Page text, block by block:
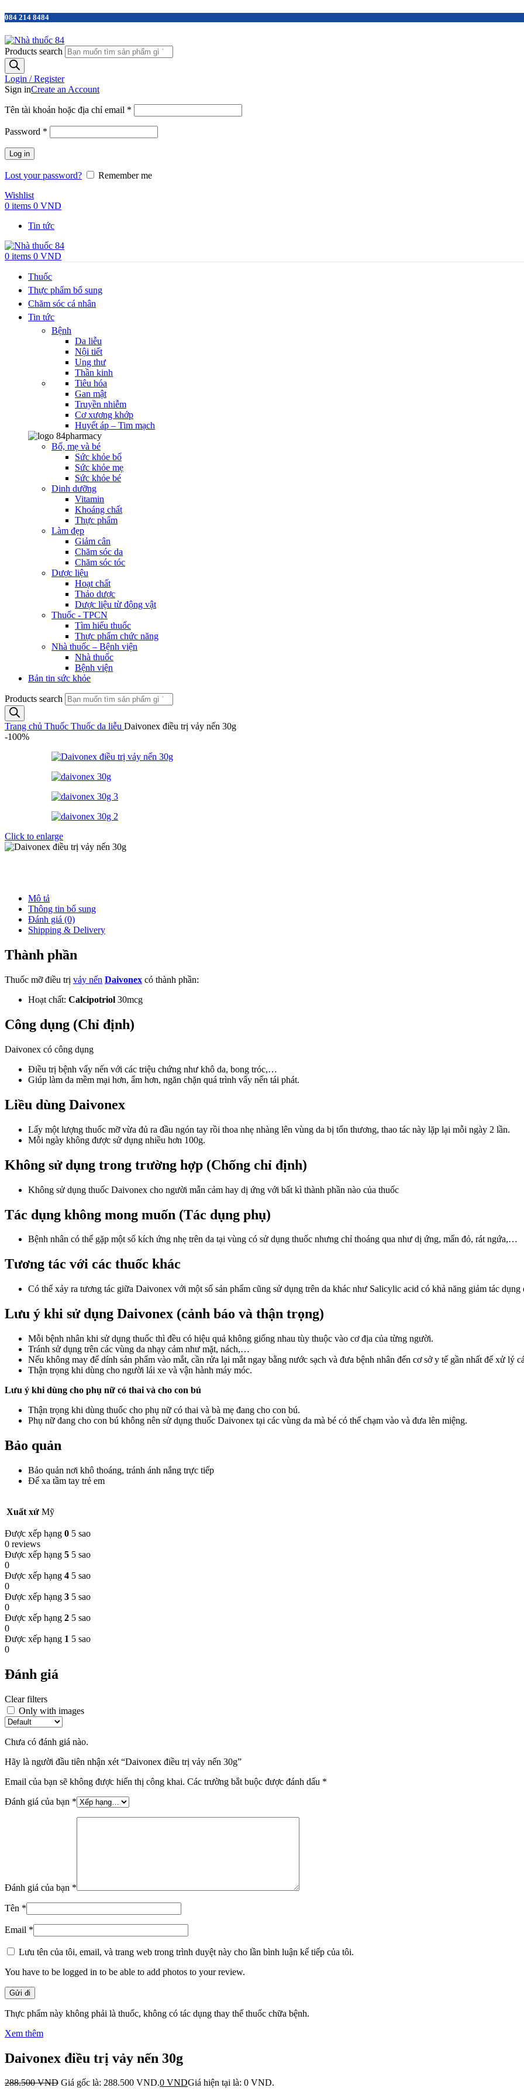
084 214 8484
Products search
Login / Register
Sign inCreate an Account
Tên tài khoản hoặc địa chỉ email *
Password *
Log in
Lost your password?
Remember me
Wishlist
0 items 0 VND
Tin tức
0 items 0 VND
Thuốc
Thực phẩm bổ sung
Chăm sóc cá nhân
Tin tức
Bệnh
Da liễu
Nội tiết
Ung thư
Thần kinh
Tiêu hóa
Gan mật
Truyền nhiễm
Cơ xương khớp
Huyết áp – Tim mạch
Bố, mẹ và bé
Sức khỏe bố
Sức khỏe mẹ
Sức khỏe bé
Dinh dưỡng
Vitamin
Khoáng chất
Thực phẩm
Làm đẹp
Giảm cân
Chăm sóc da
Chăm sóc tóc
Dược liệu
Hoạt chất
Thảo dược
Dược liệu từ động vật
Thuốc - TPCN
Tìm hiểu thuốc
Thực phẩm chức năng
Nhà thuốc – Bệnh viện
Nhà thuốc
Bệnh viện
Bản tin sức khỏe
Products search
Trang chủ Thuốc Thuốc da liễu Daivonex điều trị vảy nến 30g
-100%
Click to enlarge
Mô tả
Thông tin bổ sung
Đánh giá (0)
Shipping & Delivery
Thành phần
Thuốc mỡ điều trị vảy nến Daivonex có thành phần:
Hoạt chất: Calcipotriol 30mcg
Công dụng (Chỉ định)
Daivonex có công dụng
Điều trị bệnh vẩy nến với các triệu chứng như khô da, bong tróc,…
Giúp làm da mềm mại hơn, ẩm hơn, ngăn chặn quá trình vẩy nến tái phát.
Liều dùng Daivonex
Lấy một lượng thuốc mỡ vừa đủ ra đầu ngón tay rồi thoa nhẹ nhàng lên vùng da bị tổn thương, thao tác này lặp lại mỗi ngày 2 lần.
Mỗi ngày không được sử dụng nhiều hơn 100g.
Không sử dụng trong trường hợp (Chống chỉ định)
Không sử dụng thuốc Daivonex cho người mẫn cảm hay dị ứng với bất kì thành phần nào của thuốc
Tác dụng không mong muốn (Tác dụng phụ)
Bệnh nhân có thể gặp một số kích ứng nhẹ trên da tại vùng có sử dụng thuốc nhưng chỉ thoáng qua như dị ứng, mẩn đỏ, rát ngứa,…
Tương tác với các thuốc khác
Có thể xảy ra tương tác giữa Daivonex với một số sản phẩm cũng sử dụng trên da khác như Salicylic acid có khả năng giảm tác dụng
Lưu ý khi sử dụng Daivonex (cảnh báo và thận trọng)
Mỗi bệnh nhân khi sử dụng thuốc thì đều có hiệu quả không giống nhau tùy thuộc vào cơ địa của từng người.
Tránh sử dụng trên các vùng da nhạy cảm như mặt, nách,…
Nếu không may để dính sản phẩm vào mắt, cần rửa lại mắt ngay bằng nước sạch và đưa bệnh nhân đến cơ sở y tế gần nhất để xử lý
Thận trọng khi dùng cho người lái xe và vận hành máy móc.
Lưu ý khi dùng cho phụ nữ có thai và cho con bú
Thận trọng khi dùng thuốc cho phụ nữ có thai và bà mẹ đang cho con bú.
Phụ nữ đang cho con bú không nên sử dụng thuốc Daivonex tại các vùng da mà bé có thể chạm vào và đưa lên miệng.
Bảo quản
Bảo quản nơi khô thoáng, tránh ánh nắng trực tiếp
Để xa tầm tay trẻ em
Xuất xứ Mỹ
Được xếp hạng 0 5 sao
0 reviews
Được xếp hạng 5 5 sao
0
Được xếp hạng 4 5 sao
0
Được xếp hạng 3 5 sao
0
Được xếp hạng 2 5 sao
0
Được xếp hạng 1 5 sao
0
Đánh giá
Clear filters
Only with images
Chưa có đánh giá nào.
Hãy là người đầu tiên nhận xét “Daivonex điều trị vảy nến 30g”
Email của bạn sẽ không được hiển thị công khai. Các trường bắt buộc được đánh dấu *
Đánh giá của bạn *
Đánh giá của bạn *
Tên *
Email *
Lưu tên của tôi, email, và trang web trong trình duyệt này cho lần bình luận kế tiếp của tôi.
You have to be logged in to be able to add photos to your review.
Thực phẩm này không phải là thuốc, không có tác dụng thay thế thuốc chữa bệnh.
Xem thêm
Daivonex điều trị vảy nến 30g
288.500VND Giá gốc là: 288.500 VND.0 VNDGiá hiện tại là: 0 VND.